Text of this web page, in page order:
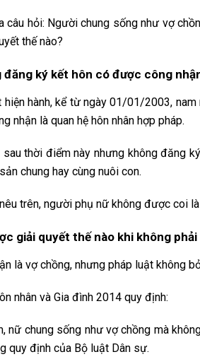
câu hỏi: Người chung sống như vợ
thế nào?
đăng ký kết hôn có được công
hiện hành, kể từ ngày 01/01/2003,
nhận là quan hệ hôn nhân hợp pháp.
thời điểm này nhưng không đăng
chung hay cùng nuôi con.
trên, người phụ nữ không được coi
giải quyết thế nào khi không
là vợ chồng, nhưng pháp luật không
nhân và Gia đình 2014 quy định:
nữ chung sống như vợ chồng mà
quy định của Bộ luật Dân sự.